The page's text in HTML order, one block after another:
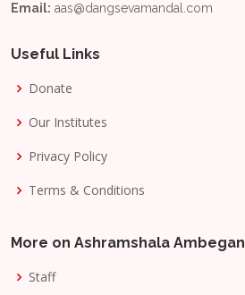
Email: aas@dangsevamandal.com
Useful Links
Donate
Our Institutes
Privacy Policy
Terms & Conditions
More on Ashramshala Ambegan
Staff